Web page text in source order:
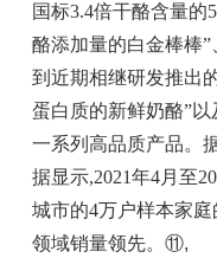
国标3.4倍干酪含量的
酪添加量的白金棒棒”
到近期相继研发推出
蛋白质的新鲜奶酪”以
一系列高品质产品。
据显示,2021年4月至
城市的4万户样本家
领域销量领先。⑪,